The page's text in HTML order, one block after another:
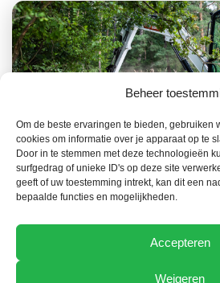
Beheer
Om de beste ervaringen te bieden, gebruiken
cookies om informatie over je apparaat op te
Door in te stemmen met deze technologieën
surfgedrag of unieke ID's op deze site
geeft of uw toestemming intrekt, kan dit een
bepaalde functies en mogelijkheden.
Accepteren
Weigeren
ACTUEEL NIEUWS
Het Bobcat-gamma, een
preventie van bosbranden